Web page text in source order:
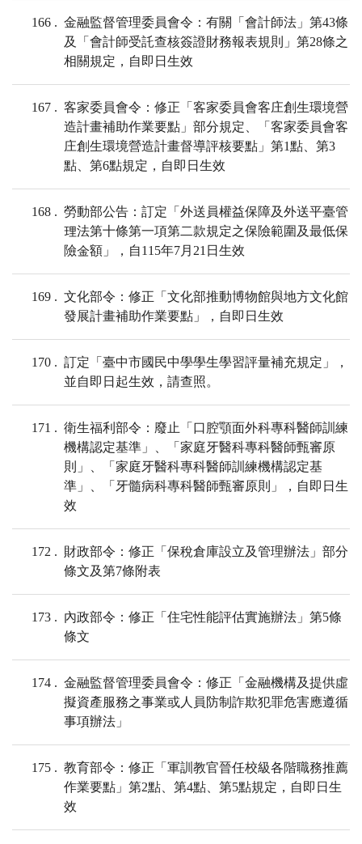
166
金融監督管理委員會令：有關「會計師法」第43條
及「會計師受託查核簽證財務報表規則」第28條之
相關規定，自即日生效
167
客家委員會令：修正「客家委員會客庄創生環境營
造計畫補助作業要點」部分規定、「客家委員會客
庄創生環境營造計畫督導評核要點」第1點、第3
點、第6點規定，自即日生效
168
勞動部公告：訂定「外送員權益保障及外送平臺管
理法第十條第一項第二款規定之保險範圍及最低保
險金額」，自115年7月21日生效
169
文化部令：修正「文化部推動博物館與地方文化館
發展計畫補助作業要點」，自即日生效
170
訂定「臺中市國民中學學生學習評量補充規定」，
並自即日起生效，請查照。
171
衛生福利部令：廢止「口腔顎面外科專科醫師訓練
機構認定基準」、「家庭牙醫科專科醫師甄審原
則」、「家庭牙醫科專科醫師訓練機構認定基
準」、「牙髓病科專科醫師甄審原則」，自即日生
效
172
財政部令：修正「保稅倉庫設立及管理辦法」部分
條文及第7條附表
173
內政部令：修正「住宅性能評估實施辦法」第5條
條文
174
金融監督管理委員會令：修正「金融機構及提供虛
擬資產服務之事業或人員防制詐欺犯罪危害應遵循
事項辦法」
175
教育部令：修正「軍訓教官晉任校級各階職務推薦
作業要點」第2點、第4點、第5點規定，自即日生
效